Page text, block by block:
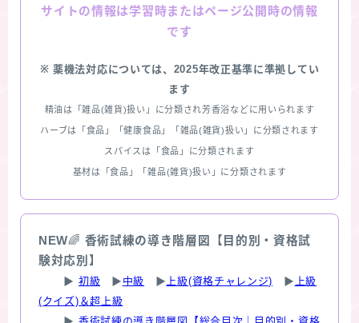
サイトの情報は学習時またはページ公開時の情報
です
※ 薬機法対応については、2025年改正基準に準拠してい
ます
精油は「雑品(雑貨)扱い」に分類され芳香浴などに用いられます
ハーブは「食品」「健康食品」「雑品(雑貨)扱い」に分類されます
スパイスは「食品」に分類されます
基材は「食品」「雑品(雑貨)扱い」に分類されます
NEW🌈 香術試練の導き階層図【目的別・資格試
験対応別】
▶ 初級 ▶ 中級 ▶ 上級(資格チャレンジ) ▶ 上級
(クイズ)＆超上級